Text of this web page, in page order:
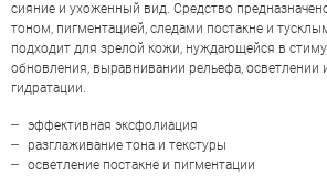
ОЦЕНКА
сияние и ухоженный вид. Средство
тоном, пигментацией, следами постакне и
подходит для зрелой кожи, нуждающейся в
обновления, выравнивании рельефа, осветлении
гидратации.
эффективная эксфолиация
разглаживание тона и текстуры
осветление постакне и пигментации